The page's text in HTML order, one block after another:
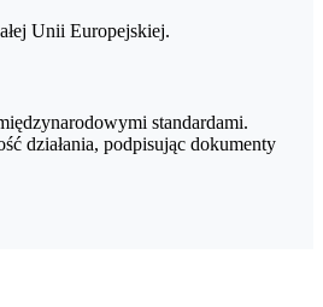
Unii Europejskiej.
standardami.
działania, podpisując dokumenty